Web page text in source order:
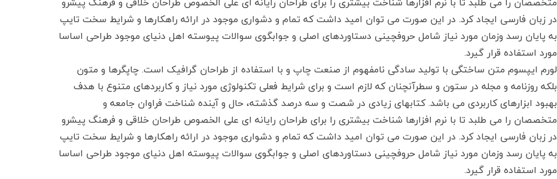
در زبان فارسی ایجاد کرد. در این صورت می توان امید داشت که تمام و دشواری موجود در ارائه راهکارها و شرایط سخت تایپ
به پایان رسد وزمان مورد نیاز شامل حروفچینی دستاوردهای اصلی و جوابگوی سوالات پیوسته اهل دنیای موجود طراحی اساسا
مورد استفاده قرار گیرد.
لورم ایپسوم متن ساختگی با تولید سادگی نامفهوم از صنعت چاپ و با استفاده از طراحان گرافیک است. چاپگرها و متون
بلکه روزنامه و مجله در ستون و سطرآنچنان که لازم است و برای شرایط فعلی تکنولوژی مورد نیاز و کاربردهای متنوع با هدف
بهبود ابزارهای کاربردی می باشد. کتابهای زیادی در شصت و سه درصد گذشته، حال و آینده شناخت فراوان جامعه و
متخصصان را می طلبد تا با نرم افزارها شناخت بیشتری را برای طراحان رایانه ای علی الخصوص طراحان خلاقی و فرهنگ پیشرو
در زبان فارسی ایجاد کرد. در این صورت می توان امید داشت که تمام و دشواری موجود در ارائه راهکارها و شرایط سخت تایپ
به پایان رسد وزمان مورد نیاز شامل حروفچینی دستاوردهای اصلی و جوابگوی سوالات پیوسته اهل دنیای موجود طراحی اساسا
مورد استفاده قرار گیرد.